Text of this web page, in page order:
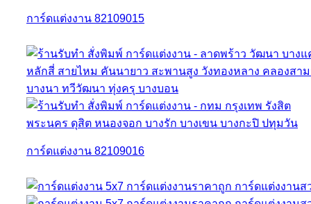
การ์ดแต่งงาน 82109015
การ์ดแต่งงาน 82109016